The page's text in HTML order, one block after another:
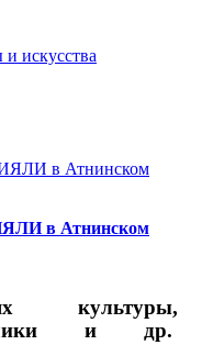
искусства
в Атнинском
культуры,
и др.